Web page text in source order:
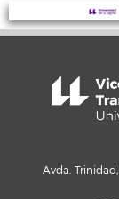
Avda.